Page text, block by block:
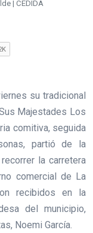
| CEDIDA
su tradicional
Majestades Los
comitiva, seguida
partió de la
la carretera
comercial de La
recibidos en la
del municipio,
Noemi García.